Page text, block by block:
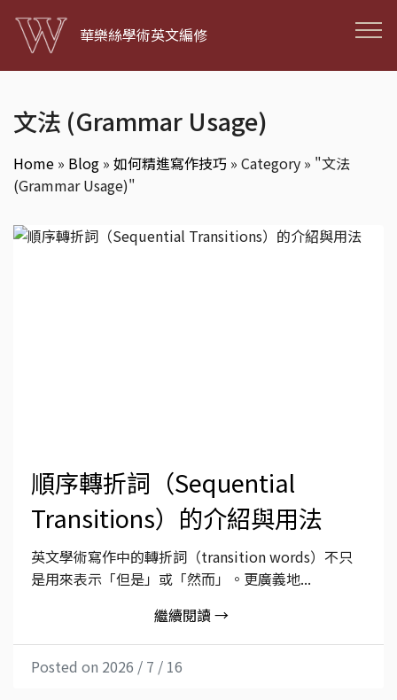
華樂絲學術英文編修
文法 (Grammar Usage)
Home » Blog » 如何精進寫作技巧 » Category » "文法
(Grammar Usage)"
順序轉折詞（Sequential
Transitions）的介紹與用法
英文學術寫作中的轉折詞（transition words）不只
是用來表示「但是」或「然而」。更廣義地...
繼續閱讀 →
Posted on 2026 / 7 / 16